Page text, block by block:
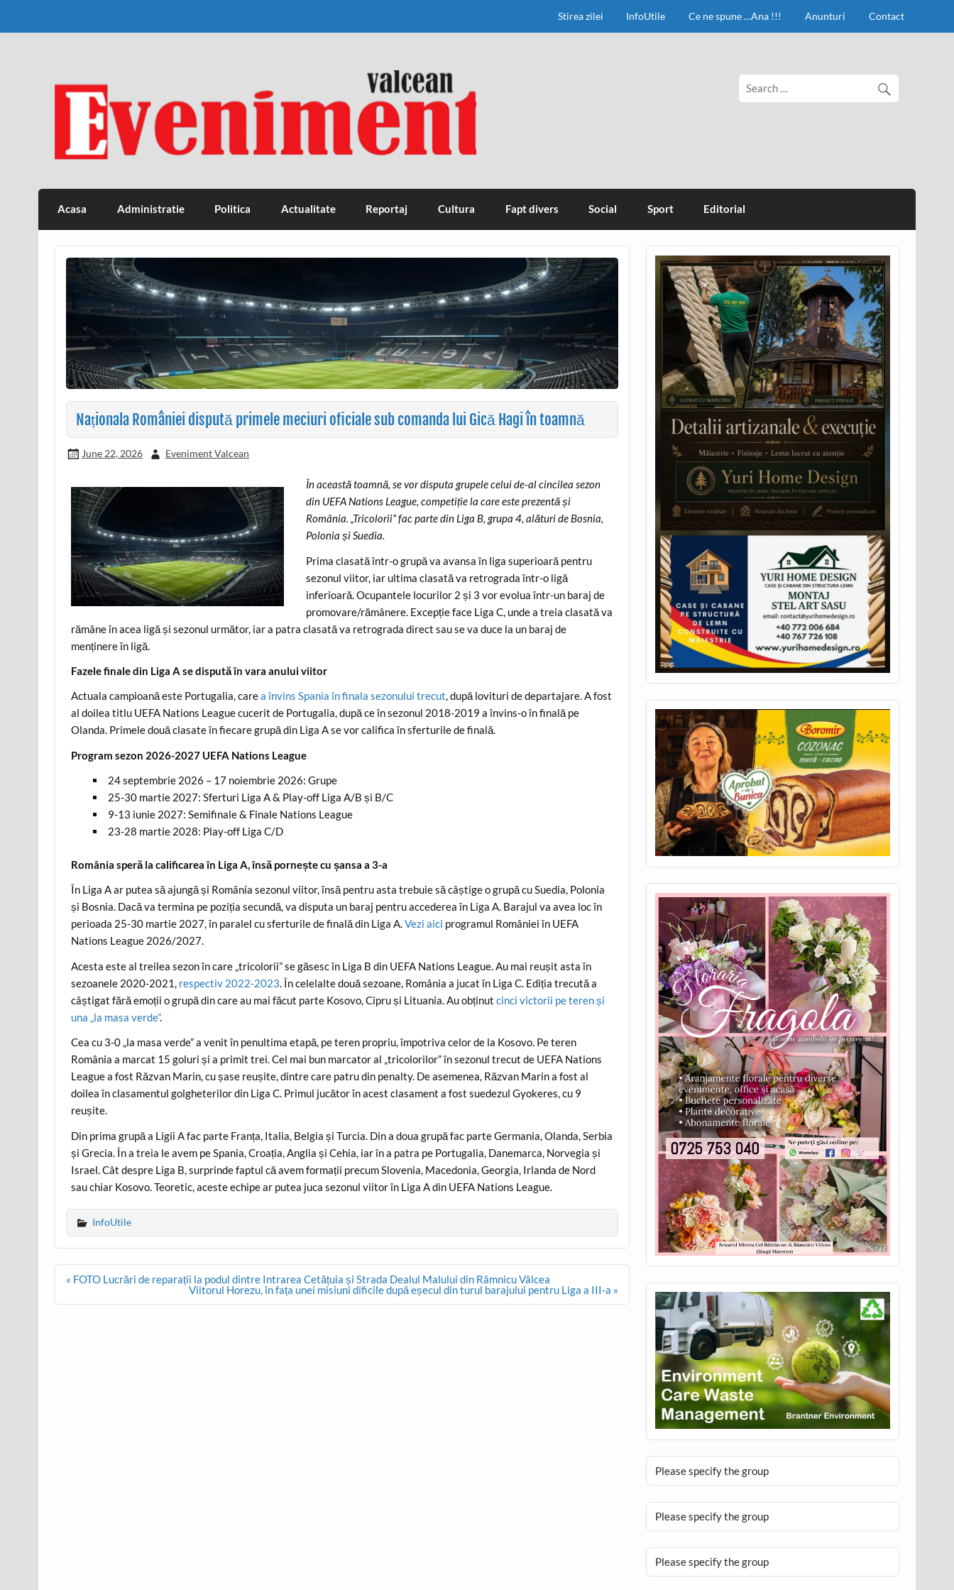
Stirea zilei InfoUtile Ce ne spune …Ana !!! Anunturi Contact
Eveniment Valcean
Acasa Administratie Politica Actualitate Reportaj Cultura Fapt divers Social Sport Editorial
Naționala României dispută primele meciuri oficiale sub comanda lui Gică Hagi în toamnă
June 22, 2026 Eveniment Valcean
În această toamnă, se vor disputa grupele celui de-al cincilea sezon
din UEFA Nations League, competiție la care este prezentă și
România. „Tricolorii” fac parte din Liga B, grupa 4, alături de Bosnia,
Polonia și Suedia.
Prima clasată într-o grupă va avansa în liga superioară pentru
sezonul viitor, iar ultima clasată va retrograda într-o ligă
inferioară. Ocupantele locurilor 2 și 3 vor evolua într-un baraj de
promovare/rămânere. Excepție face Liga C, unde a treia clasată va
rămâne în acea ligă și sezonul următor, iar a patra clasată va retrograda direct sau se va duce la un baraj de
menținere în ligă.
Fazele finale din Liga A se dispută în vara anului viitor
Actuala campioană este Portugalia, carea învins Spania în finala sezonului trecut, după lovituri de departajare. A fost
al doilea titlu UEFA Nations League cucerit de Portugalia, după ce în sezonul 2018-2019 a învins-o în finală pe
Olanda. Primele două clasate în fiecare grupă din Liga A se vor califica în sferturile de finală.
Program sezon 2026-2027 UEFA Nations League
24 septembrie 2026 – 17 noiembrie 2026: Grupe
25-30 martie 2027: Sferturi Liga A & Play-off Liga A/B și B/C
9-13 iunie 2027: Semifinale & Finale Nations League
23-28 martie 2028: Play-off Liga C/D
România speră la calificarea în Liga A, însă pornește cu șansa a 3-a
În Liga A ar putea să ajungă și România sezonul viitor, însă pentru asta trebuie să câștige o grupă cu Suedia, Polonia
și Bosnia. Dacă va termina pe poziția secundă, va disputa un baraj pentru accederea în Liga A. Barajul va avea loc în
perioada 25-30 martie 2027, în paralel cu sferturile de finală din Liga A.Vezi aici programul României în UEFA
Nations League 2026/2027.
Acesta este al treilea sezon în care „tricolorii” se găsesc în Liga B din UEFA Nations League. Au mai reușit asta în
sezoanele 2020-2021, respectiv 2022-2023. În celelalte două sezoane, România a jucat în Liga C. Ediția trecută a
câștigat fără emoții o grupă din care au mai făcut parte Kosovo, Cipru și Lituania. Au obținutcinci victorii pe teren și
una „la masa verde”.
Cea cu 3-0 „la masa verde” a venit în penultima etapă, pe teren propriu, împotriva celor de la Kosovo. Pe teren
România a marcat 15 goluri și a primit trei. Cel mai bun marcator al „tricolorilor” în sezonul trecut de UEFA Nations
League a fost Răzvan Marin, cu șase reușite, dintre care patru din penalty. De asemenea, Răzvan Marin a fost al
doilea în clasamentul golgheterilor din Liga C. Primul jucător în acest clasament a fost suedezul Gyokeres, cu 9
reușite.
Din prima grupă a Ligii A fac parte Franța, Italia, Belgia și Turcia. Din a doua grupă fac parte Germania, Olanda, Serbia
și Grecia. În a treia le avem pe Spania, Croația, Anglia și Cehia, iar în a patra pe Portugalia, Danemarca, Norvegia și
Israel. Cât despre Liga B, surprinde faptul că avem formații precum Slovenia, Macedonia, Georgia, Irlanda de Nord
sau chiar Kosovo. Teoretic, aceste echipe ar putea juca sezonul viitor în Liga A din UEFA Nations League.
InfoUtile
Post
« FOTO Lucrări de reparații la podul dintre Intrarea Cetățuia și Strada Dealul Malului din Râmnicu Vâlcea
Viitorul Horezu, în fața unei misiuni dificile după eșecul din turul barajului pentru Liga a III-a »
Please specify the group
Please specify the group
Please specify the group